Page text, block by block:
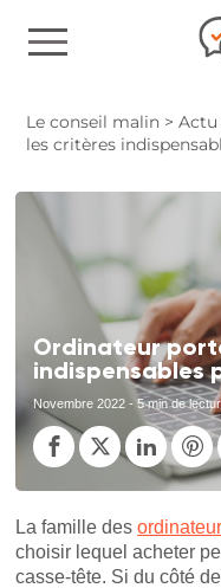
Le conseil malin >Actu
les critères
Ordinateur
indispensables
Novembre 2022 - 5 min de
La famille des
choisir lequel acheter
casse-tête. Si du côté